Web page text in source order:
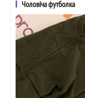
Чоловіча футболка